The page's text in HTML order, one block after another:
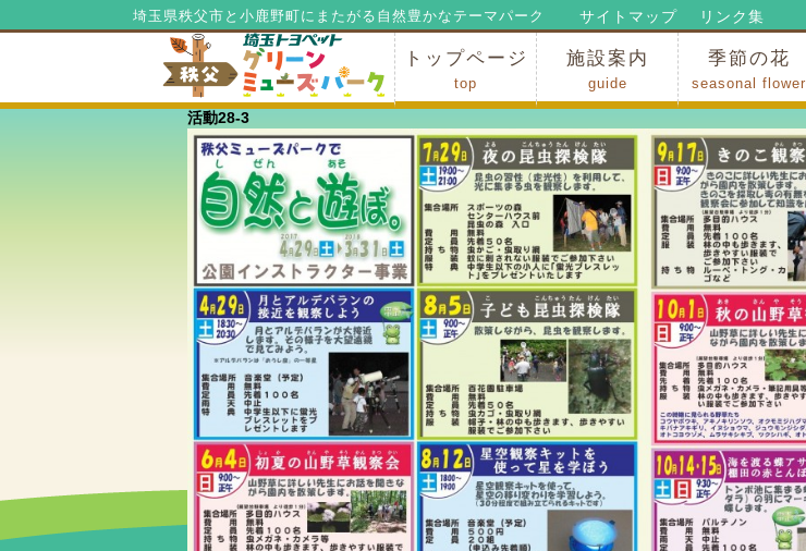
埼玉県秩父市と小鹿野町にまたがる自然豊かなテーマパーク リンク集
サイトマップ
トップページ
top
ミューズパークからのお知らせ
ミューズパークだより
公園内マップ
施設の貸出
利用料金
公園内での行為許可
公園内での禁止行為
施設案内
guide
アトラクション
施設・イベント会場
レストラン・ショップ
スポーツ
花・自然
ハイキング・広場・景色
季節の花
seasonal flower
花の開花状況
梅
桜
スイセン
シャクナゲ
アジサイ
イチョウ
モミジの紅葉
活動28-3